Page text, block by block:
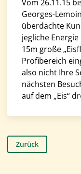
Vom 26.11.15
Georges-
überdachte
jegliche
15m große
Profibereich
also nicht Ihre
nächsten
auf dem „Eis“
Zurück